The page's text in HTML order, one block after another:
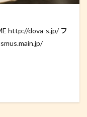
http://dova-s.jp/ フ